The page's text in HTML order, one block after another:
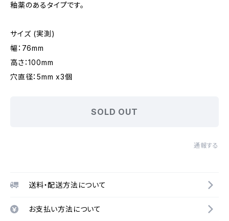
釉薬のあるタイプです。
サイズ (実測)
幅：76mm
高さ：100mm
穴直径：5mm x3個
SOLD OUT
通報する
送料・配送方法について
お支払い方法について